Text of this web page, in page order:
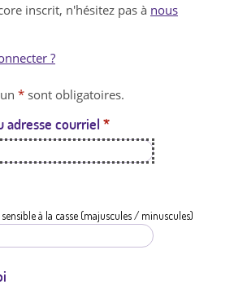
n
t
a
t
i
inscrit, n'hésitez pas à nous
?
* sont obligatoires.
adresse courriel *
à la casse (majuscules / minuscules)